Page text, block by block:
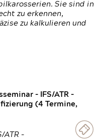
Sie sind in
zu erkennen,
zu kalkulieren und
- IFS/ATR -
(4 Termine,
ATR -